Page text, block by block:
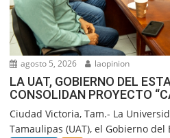
agosto 5, 2026 laopinion
LA UAT, GOBIERNO DEL
CONSOLIDAN PROYECTO
Ciudad Victoria, Tam.- La
Tamaulipas (UAT), el Gobierno del